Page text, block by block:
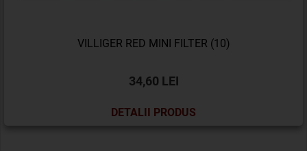
VILLIGER RED MINI FILTER (10)
34,60 LEI
DETALII PRODUS